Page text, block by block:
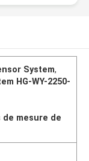
System,
HG-WY-2250-
de mesure de